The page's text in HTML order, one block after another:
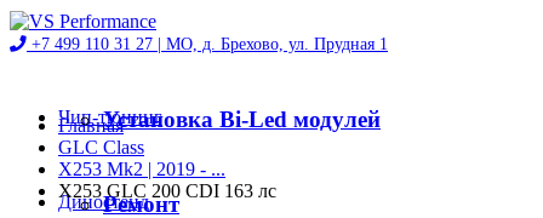
+7 499 110 31 27 | МО, д. Брехово, ул. Прудная 1
Чип-тюнинг
Диностенд
Установка Bi-Led модулей
Ремонт
Главная
GLC Class
X253 Mk2 | 2019 - ...
X253 GLC 200 CDI 163 лс